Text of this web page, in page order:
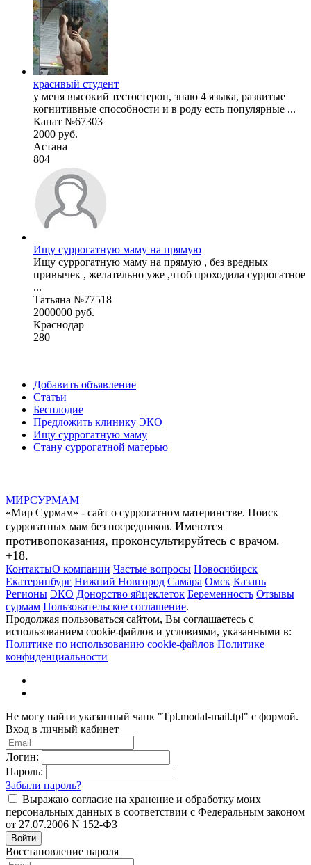
красивый студент
у меня высокий тестостерон, знаю 4 языка, развитые
когнитивные способности и в роду есть популярные ...
Канат №67303
2000 руб.
Астана
804
Ищу суррогатную маму на прямую
Ищу суррогатную маму на прямую , без вредных
привычек , желательно уже ,чтоб проходила суррогатное
...
Татьяна №77518
2000000 руб.
Краснодар
280
Добавить объявление
Статьи
Бесплодие
Предложить клинику ЭКО
Ищу суррогатную маму
Стану суррогатной матерью
МИРСУРМАМ
«Мир Сурмам» - сайт о суррогатном материнстве. Поиск
суррогатных мам без посредников. Имеются
противопоказания, проконсультируйтесь с врачом.
+18.
КонтактыО компании Частые вопросы Новосибирск
Екатеринбург Нижний Новгород Самара Омск Казань
Регионы ЭКО Донорство яйцеклеток Беременность Отзывы
сурмам Пользовательское соглашение.
Продолжая пользоваться сайтом, Вы соглашаетесь с
использованием cookie-файлов и условиями, указанными в:
Политике по использованию cookie-файлов Политике
конфиденциальности
Не могу найти указанный чанк "Tpl.modal-mail.tpl" с формой.
Вход в личный кабинет
Логин:
Пароль:
Забыли пароль?
Выражаю согласие на хранение и обработку моих
персональных данных в соответствии с Федеральным законом
от 27.07.2006 N 152-ФЗ
Войти
Восстановление пароля